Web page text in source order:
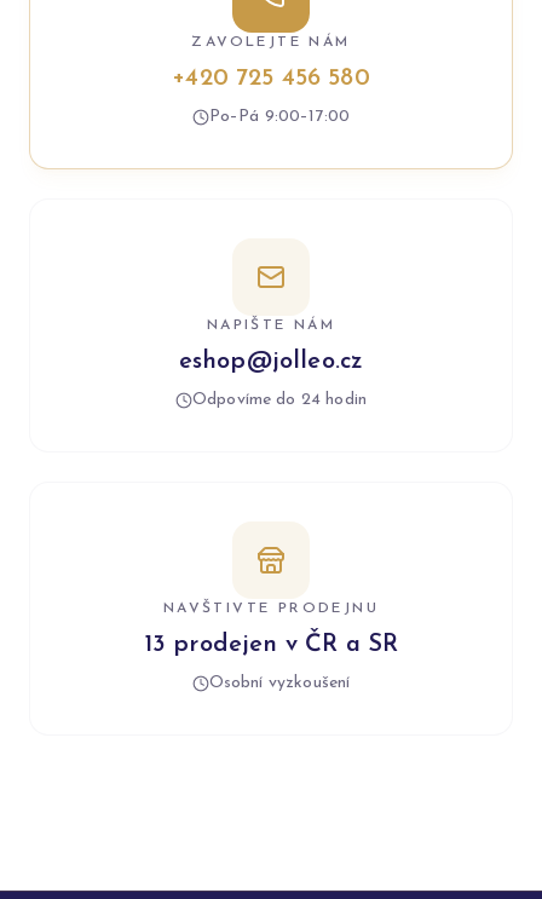
ZAVOLEJTE NÁM
+420 725 456 580
Po–Pá 9:00–17:00
NAPIŠTE NÁM
eshop@jolleo.cz
Odpovíme do 24 hodin
NAVŠTIVTE PRODEJNU
13 prodejen v ČR a SR
Osobní vyzkoušení